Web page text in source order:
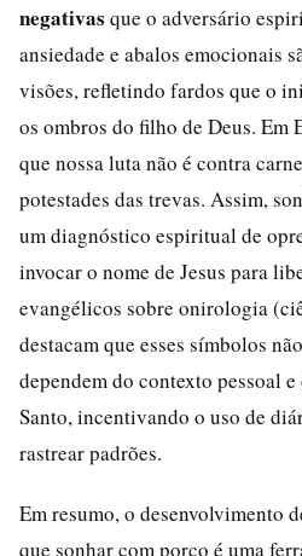
negativas que o adversário
ansiedade e abalos emocionais
visões, refletindo fardos que o
os ombros do filho de Deus. Em
que nossa luta não é contra
potestades das trevas. Assim,
um diagnóstico espiritual de
invocar o nome de Jesus para
evangélicos sobre onirologia
destacam que esses símbolos
dependem do contexto pessoal
Santo, incentivando o uso de
rastrear padrões.
Em resumo, o desenvolvimento
que sonhar com porco é uma